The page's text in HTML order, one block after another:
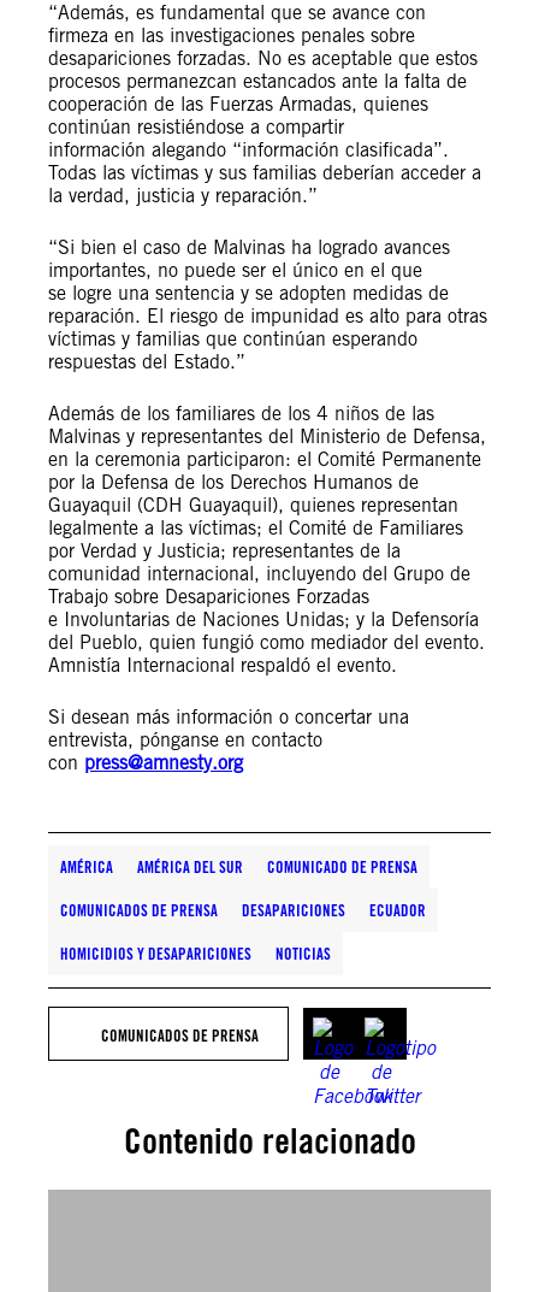
“Además, es fundamental que se avance con
firmeza en las investigaciones penales sobre
desapariciones forzadas. No es aceptable que estos
procesos permanezcan estancados ante la falta de
cooperación de las Fuerzas Armadas, quienes
continúan resistiéndose a compartir
información alegando “información clasificada”.
Todas las víctimas y sus familias deberían acceder a
la verdad, justicia y reparación.”
“Si bien el caso de Malvinas ha logrado avances
importantes, no puede ser el único en el que
se logre una sentencia y se adopten medidas de
reparación. El riesgo de impunidad es alto para otras
víctimas y familias que continúan esperando
respuestas del Estado.”
Además de los familiares de los 4 niños de las
Malvinas y representantes del Ministerio de Defensa,
en la ceremonia participaron: el Comité Permanente
por la Defensa de los Derechos Humanos de
Guayaquil (CDH Guayaquil), quienes representan
legalmente a las víctimas; el Comité de Familiares
por Verdad y Justicia; representantes de la
comunidad internacional, incluyendo del Grupo de
Trabajo sobre Desapariciones Forzadas
e Involuntarias de Naciones Unidas; y la Defensoría
del Pueblo, quien fungió como mediador del evento.
Amnistía Internacional respaldó el evento.
Si desean más información o concertar una
entrevista, pónganse en contacto
con press@amnesty.org
AMÉRICA AMÉRICA DEL SUR COMUNICADO DE PRENSA
COMUNICADOS DE PRENSA DESAPARICIONES ECUADOR
HOMICIDIOS Y DESAPARICIONES NOTICIAS
COMUNICADOS DE PRENSA
Contenido relacionado